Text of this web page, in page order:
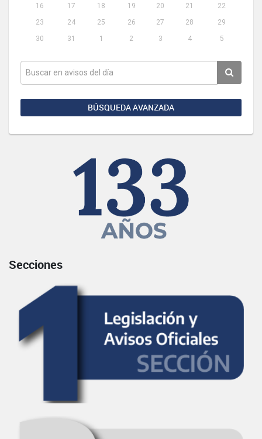
16
17 18 19 20 21
22
23
24 25 26 27 28
29
30
31 1 2 3 4 5
BÚSQUEDA AVANZADA
Secciones